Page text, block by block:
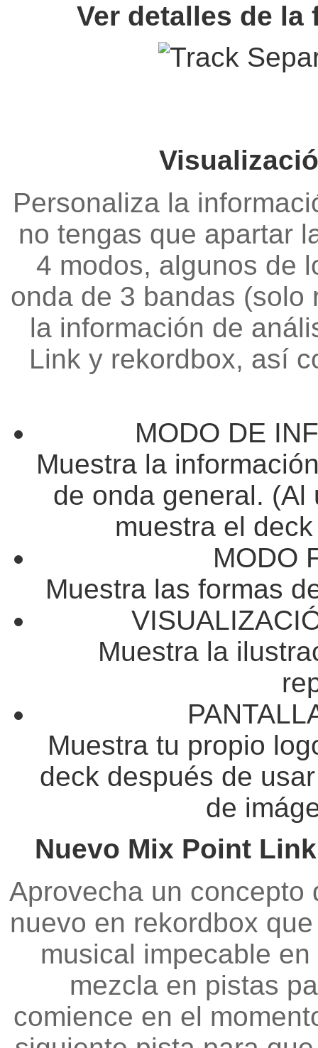
Ver detalles de la
Personaliza la
no tengas que apartar
4 modos, algunos de
onda de 3 bandas (solo
la información de
Link y rekordbox, así
MODO DE
Muestra la
de onda general. (Al
muestra el
​MODO
Muestra las formas
Muestra la
Muestra tu propio
deck después de
de
Nuevo Mix Point
Aprovecha un concepto
nuevo en rekordbox
musical impecable
mezcla en pistas
comience en el